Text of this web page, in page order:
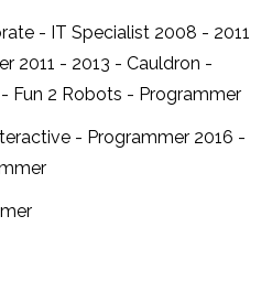
- IT Specialist 2008 - 2011
2011 - 2013 - Cauldron -
Fun 2 Robots - Programmer
- Programmer 2016 -